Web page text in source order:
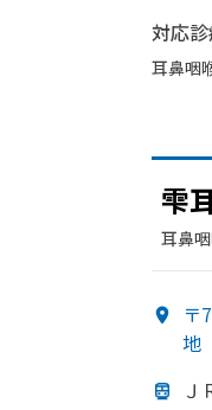
対応
耳鼻咽
雫
耳鼻
〒
地
Ｊ